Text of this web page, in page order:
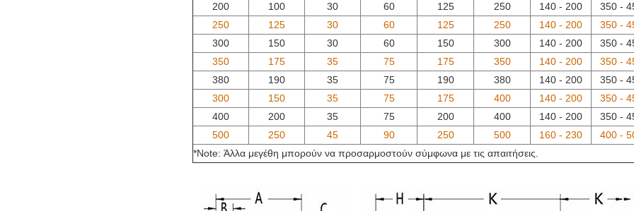
200
100 30 60 125 250 140 - 200
350 -
250
125 30 60 125 250 140 - 200
350 -
300
150 30 60 150 300 140 - 200
350 -
350
175 35 75 175 350 140 - 200
350 -
380
190 35 75 190 380 140 - 200
350 -
300
150 35 75 175 400 140 - 200
350 -
400
200 35 75 200 400 140 - 200
350 -
500
250 45 90 250 500 160 - 230
400 -
*Note: Άλλα μεγέθη μπορούν να προσαρμοστούν σύμφωνα με τις απαιτήσεις.